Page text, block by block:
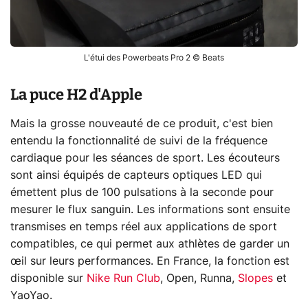
L'étui des Powerbeats Pro 2 © Beats
La puce H2 d'Apple
Mais la grosse nouveauté de ce produit, c'est bien
entendu la fonctionnalité de suivi de la fréquence
cardiaque pour les séances de sport. Les écouteurs
sont ainsi équipés de capteurs optiques LED qui
émettent plus de 100 pulsations à la seconde pour
mesurer le flux sanguin. Les informations sont ensuite
transmises en temps réel aux applications de sport
compatibles, ce qui permet aux athlètes de garder un
œil sur leurs performances. En France, la fonction est
disponible sur Nike Run Club, Open, Runna, Slopes et
YaoYao.